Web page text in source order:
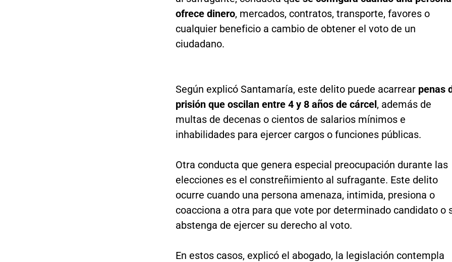
ofrece dinero, mercados, contratos, transporte, favores o
cualquier beneficio a cambio de obtener el voto de un
ciudadano.
Según explicó Santamaría, este delito puede acarrearpenas
prisión que oscilan entre 4 y 8 años de cárcel, además de
multas de decenas o cientos de salarios mínimos e
inhabilidades para ejercer cargos o funciones públicas.
Otra conducta que genera especial preocupación durante las
elecciones es el constreñimiento al sufragante. Este delito
ocurre cuando una persona amenaza, intimida, presiona o
coacciona a otra para que vote por determinado candidato o
abstenga de ejercer su derecho al voto.
En estos casos, explicó el abogado, la legislación contempla